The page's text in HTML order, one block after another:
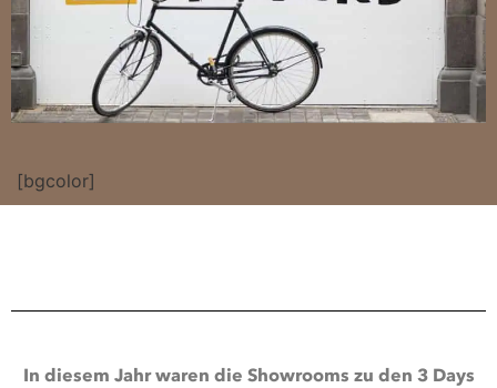
[bgcolor]
In diesem Jahr waren die Showrooms zu den 3 Days